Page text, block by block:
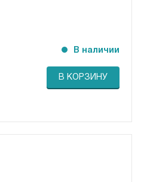
В наличии
В КОРЗИНУ